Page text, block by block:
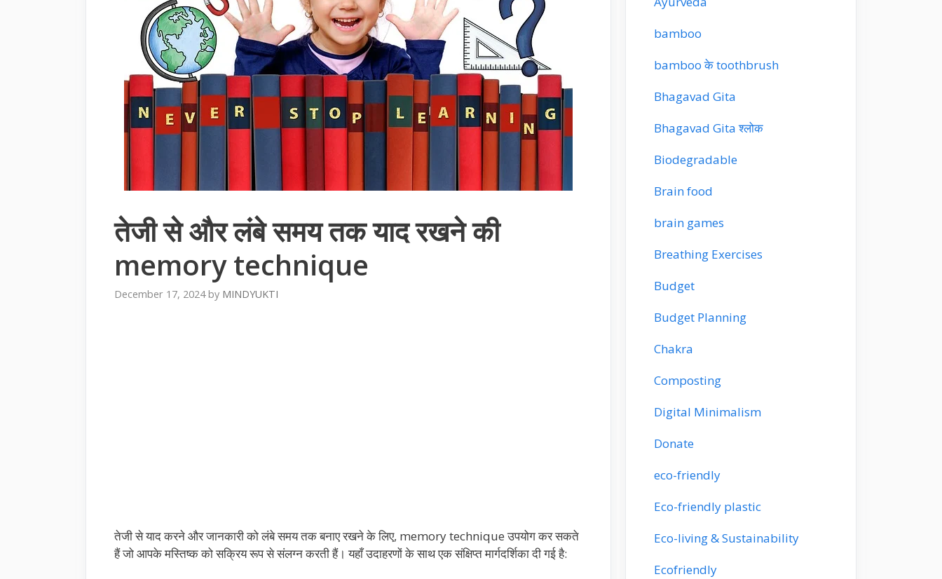
तेजी से और लंबे समय तक याद रखने की
memory technique
December 17, 2024 by MINDYUKTI
तेजी से याद करने और जानकारी को लंबे समय तक बनाए रखने के लिए, memory technique उपयोग कर सकते
हैं जो आपके मस्तिष्क को सक्रिय रूप से संलग्न करती हैं। यहाँ उदाहरणों के साथ एक संक्षिप्त मार्गदर्शिका दी गई है:
bamboo
bamboo के toothbrush
Bhagavad Gita
Bhagavad Gita श्लोक
Biodegradable
Brain food
brain games
Breathing Exercises
Budget
Budget Planning
Chakra
Composting
Digital Minimalism
Donate
eco-friendly
Eco-friendly plastic
Eco-living & Sustainability
Ecofriendly